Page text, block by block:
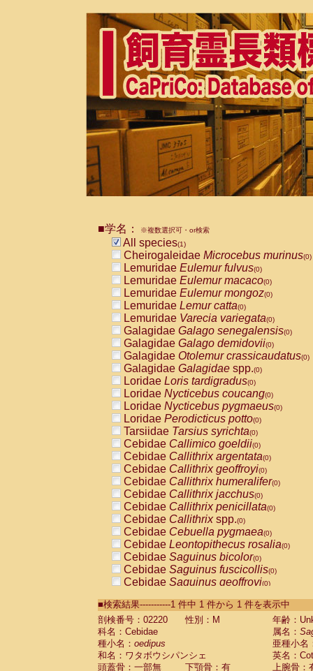
■学名： ※複数選択可・or検索
All species(1)
Cheirogaleidae Microcebus murinus(0)
Lemuridae Eulemur fulvus(0)
Lemuridae Eulemur macaco(0)
Lemuridae Eulemur mongoz(0)
Lemuridae Lemur catta(0)
Lemuridae Varecia variegata(0)
Galagidae Galago senegalensis(0)
Galagidae Galago demidovii(0)
Galagidae Otolemur crassicaudatus(0)
Galagidae Galagidae spp.(0)
Loridae Loris tardigradus(0)
Loridae Nycticebus coucang(0)
Loridae Nycticebus pygmaeus(0)
Loridae Perodicticus potto(0)
Tarsiidae Tarsius syrichta(0)
Cebidae Callimico goeldii(0)
Cebidae Callithrix argentata(0)
Cebidae Callithrix geoffroyi(0)
Cebidae Callithrix humeralifer(0)
Cebidae Callithrix jacchus(0)
Cebidae Callithrix penicillata(0)
Cebidae Callithrixspp.(0)
Cebidae Cebuella pygmaea(0)
Cebidae Leontopithecus rosalia(0)
Cebidae Saguinus bicolor(0)
Cebidae Saguinus fuscicollis(0)
Cebidae Saguinus geoffroyi(0)
CebidaeSaguinus labiatus(0)
Cebidae Saguinus leucopus (0)
Cebidae
Cebidae
CebidaeSaguinus nigricollis (0)
■検索結果-----------1 件中 1 件から 1 件を表示中
剖検番号：02220
性別：M
年齢：
科名：Cebidae
属名：
種小名： oedipus
亜種小名
和名：ワタボウシパンシェ
英名：
頭蓋骨：一部無
下顎骨：有
上腕骨：